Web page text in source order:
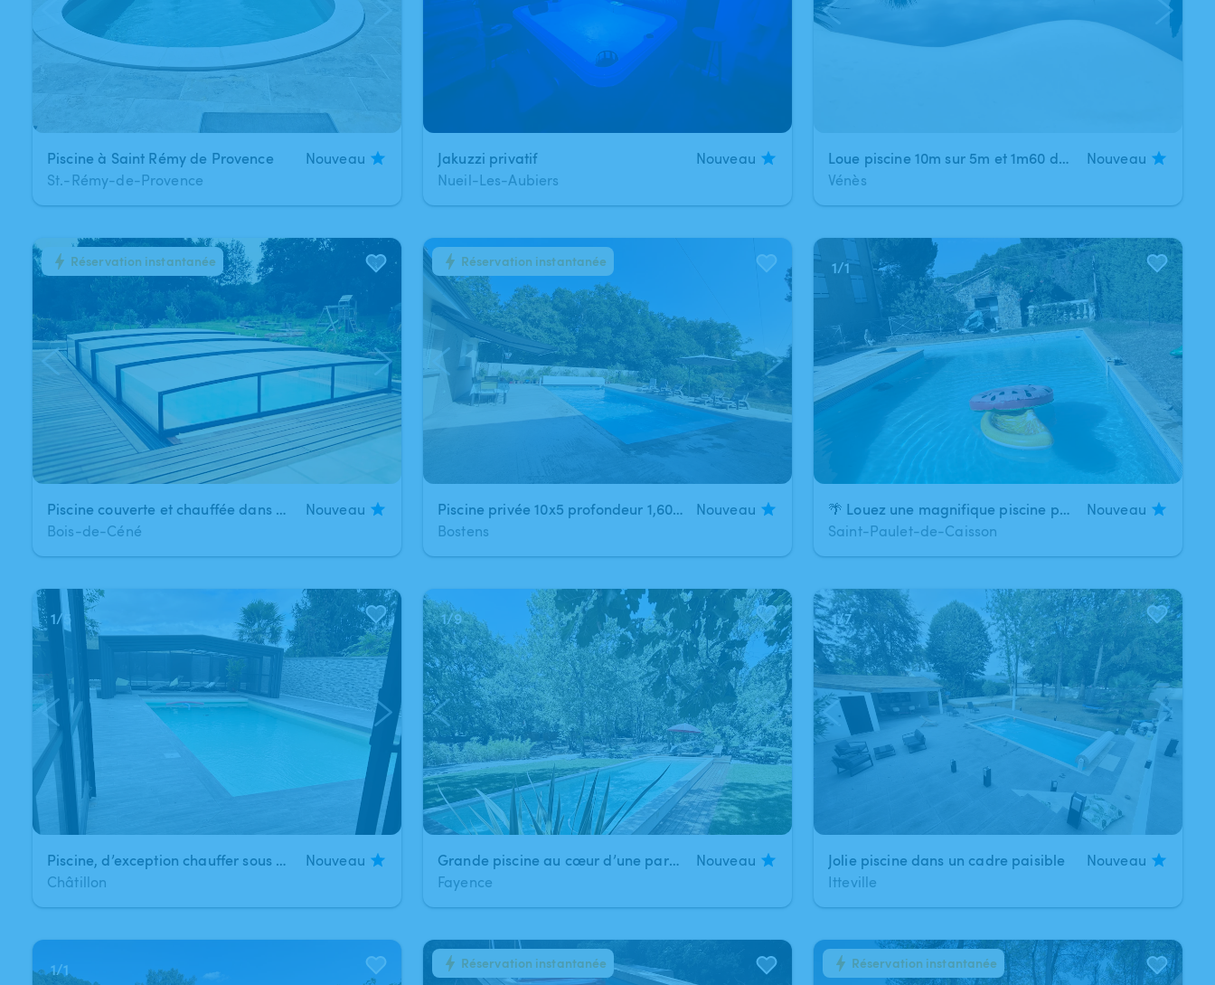
Piscine à Saint Rémy de Provence
Nouveau
St.-Rémy-de-Provence
Jakuzzi privatif
Nouveau
Nueil-Les-Aubiers
Loue piscine 10m sur 5m et 1m60 de profondeur
Nouveau
Vénès
1/2
Piscine couverte et chauffée dans un écrin de verdure
Nouveau
Bois-de-Céné
Réservation instantanée 1/3
Piscine privée 10x5 profondeur 1,60m au cœur de la forêt landaise 🌿 Soleil toute la journée – Sans vis-à-vis
Nouveau
Bostens
Réservation instantanée 1/1
🌴 Louez une magnifique piscine privée 6 × 12 m pour une journée de détente ! ☀️
Nouveau
Saint-Paulet-de-Caisson
1/ 5
Piscine, d’exception chauffer sous abri.
Nouveau
Châtillon
1/9
Grande piscine au cœur d’une parenthèse magique
Nouveau
Fayence
1/7
Jolie piscine dans un cadre paisible
Nouveau
Itteville
1/1 1/6 Réservation instantanée 1/4 Réservation instantanée